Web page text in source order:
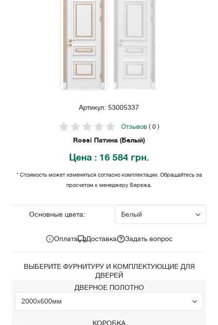
Артикул: 53005337
Отзывов ( 0 )
Rossi Патина (Белый)
Цена : 16 584 грн.
* Стоимость может изменяться согласно комплектации. Обращайтесь за
просчетом к менеджеру Бережа.
Основные цвета:
Оплата Доставка Задать вопрос
ВЫБЕРИТЕ ФУРНИТУРУ И КОМПЛЕКТУЮЩИЕ ДЛЯ
ДВЕРЕЙ
ДВЕРНОЕ ПОЛОТНО
КОРОБКА